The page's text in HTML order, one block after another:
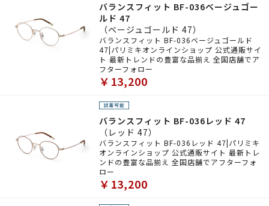
バランスフィット BF-036ベージュゴー
ルド 47
（ベージュゴールド 47）
バランスフィット BF-036ベージュゴールド
47|パリミキオンラインショップ 公式通販サイ
ト 最新トレンドの豊富な品揃え 全国店舗でア
フターフォロー
￥13,200
バランスフィット BF-036レッド 47
（レッド 47）
バランスフィット BF-036レッド 47|パリミキ
オンラインショップ 公式通販サイト 最新トレ
ンドの豊富な品揃え 全国店舗でアフターフォ
ロー
￥13,200